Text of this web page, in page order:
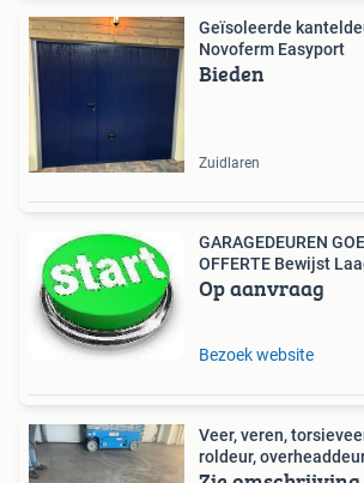
Geïsoleerde
Novoferm Easyport
Bieden
Zuidlaren
GARAGEDEUREN
OFFERTE Bewijst
Op aanvraag
Bezoek website
Veer, veren,
roldeur,